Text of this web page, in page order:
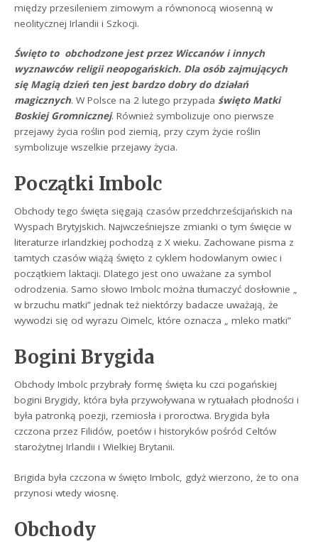
między przesileniem zimowym a równonocą wiosenną w
neolitycznej Irlandii i Szkocji.
Święto to obchodzone jest przez Wiccanów i innych
wyznawców religii neopogańskich. Dla osób zajmujących
się Magią dzień ten jest bardzo dobry do działań
magicznych. W Polsce na 2 lutego przypadaświęto Matki
Boskiej Gromnicznej. Również symbolizuje ono pierwsze
przejawy życia roślin pod ziemią, przy czym życie roślin
symbolizuje wszelkie przejawy życia.
Początki Imbolc
Obchody tego święta sięgają czasów przedchrześcijańskich na
Wyspach Brytyjskich. Najwcześniejsze zmianki o tym święcie w
literaturze irlandzkiej pochodzą z X wieku. Zachowane pisma z
tamtych czasów wiążą święto z cyklem hodowlanym owiec i
początkiem laktacji. Dlatego jest ono uważane za symbol
odrodzenia. Samo słowo Imbolc można tłumaczyć dosłownie „
w brzuchu matki” jednak też niektórzy badacze uważają, że
wywodzi się od wyrazu Oimelc, które oznacza „ mleko matki”
Bogini Brygida
Obchody Imbolc przybrały formę święta ku czci pogańskiej
bogini Brygidy, która była przywoływana w rytuałach płodności i
była patronką poezji, rzemiosła i proroctwa. Brygida była
czczona przez Filidów, poetów i historyków pośród Celtów
starożytnej Irlandii i Wielkiej Brytanii.
Brigida była czczona w święto Imbolc, gdyż wierzono, że to ona
przynosi wtedy wiosnę.
Obchody